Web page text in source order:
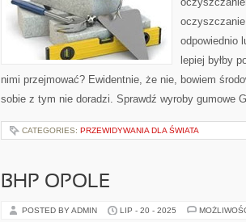
odpowiednio
lepiej byłby
nimi przejmować? Ewidentnie, że nie, bowiem
sobie z tym nie doradzi. Sprawdź wyroby gumowe
CATEGORIES: PRZEWIDYWANIA DLA ŚWIATA
BHP OPOLE
POSTED BY ADMIN LIP - 20 - 2025